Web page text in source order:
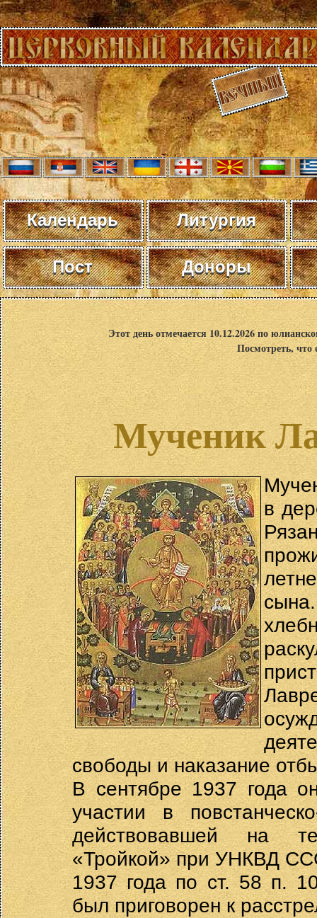
Календарь Литургия
Пост Доноры
Этот день отмечается 10.12.2026 по
Посмотреть,
Мученик
в
свободы и наказание
В сентябре 1937 года
участии в
действовавшей на
«Тройкой» при УНКВД
1937 года по ст. 58 п.
был приговорен к